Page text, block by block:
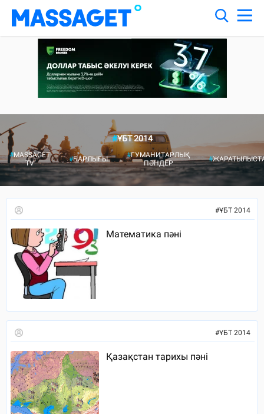
#ҰБТ 2014
#MASSAGET
TV
#БАРЛЫҒЫ #ГУМАНИТАРЛЫҚ
ПӘНДЕР
#
#ҰБТ 2014
Математика пәні
#ҰБТ 2014
Қазақстан тарихы пәні